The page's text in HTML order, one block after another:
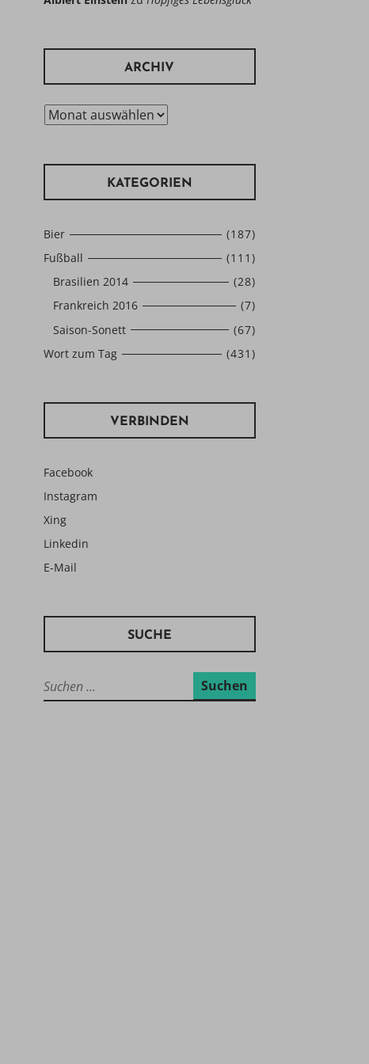
ARCHIV
Archiv
KATEGORIEN
Bier
(187)
Fußball
(111)
Brasilien 2014
(28)
Frankreich 2016
(7)
Saison-Sonett
(67)
Wort zum Tag
(431)
VERBINDEN
Facebook
Instagram
Xing
Linkedin
E-Mail
SUCHE
Suchen
nach: